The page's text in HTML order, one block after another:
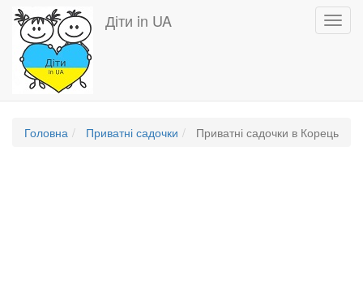
Перейти
основного
вмісту
Діти in UA
Головна Приватні садочки Приватні садочки в Корець